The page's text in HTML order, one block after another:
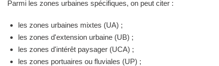
Parmi les zones urbaines spécifiques, on peut citer :
les zones urbaines mixtes (UA) ;
les zones d'extension urbaine (UB) ;
les zones d'intérêt paysager (UCA) ;
les zones portuaires ou fluviales (UP) ;